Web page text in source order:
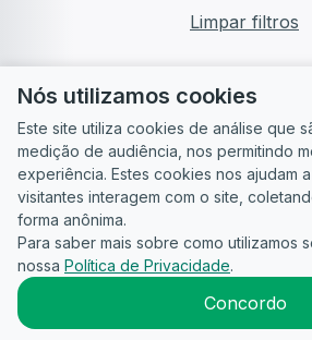
Limpar filtros
Guia do
Candidato
Para
empresas
Política de
Privacidade
2026CandidataAI
Nós utilizamos cookies
Este site utiliza cookies de análise que
medição de audiência, nos permitindo
experiência. Estes cookies nos ajudam
visitantes interagem com o site,
forma anônima.
Para saber mais sobre como utilizamos
nossa Política de Privacidade.
Concordo